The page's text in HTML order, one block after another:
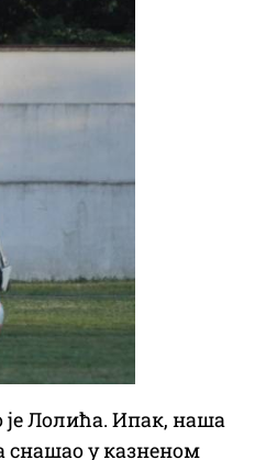
Лолића. Ипак, наша
снашао у казненом